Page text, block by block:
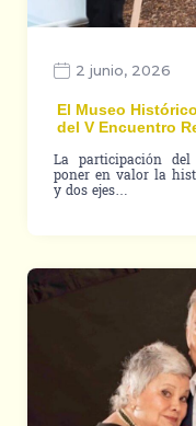
2 junio, 2026
El Museo
del V Encuentro
La participación
poner en valor la
y dos ejes…